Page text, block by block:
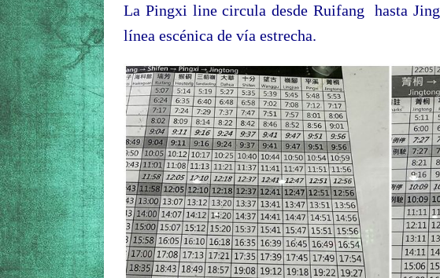
La Pingxi line circula desde Ruifang hasta
línea escénica de vía estrecha.